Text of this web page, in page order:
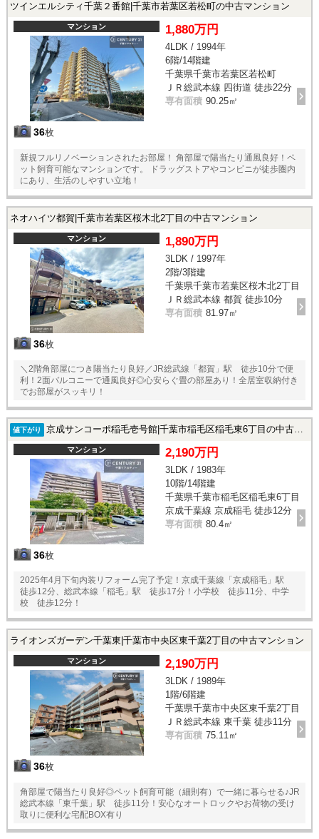
ツインエルシティ千葉２番館|千葉市若葉区若松町の中古マンション
マンション
36枚
1,880万円
4LDK / 1994年
6階/14階建
千葉県千葉市若葉区若松町
ＪＲ総武本線 四街道 徒歩22分
専有面積 90.25㎡
新規フルリノベーションされたお部屋！ 角部屋で陽当たり通風良好！ペ
ット飼育可能なマンションです。 ドラッグストアやコンビニが徒歩圏内
にあり、生活のしやすい立地！
ネオハイツ都賀|千葉市若葉区桜木北2丁目の中古マンション
マンション
36枚
1,890万円
3LDK / 1997年
2階/3階建
千葉県千葉市若葉区桜木北2丁目
ＪＲ総武本線 都賀 徒歩10分
専有面積 81.97㎡
＼2階角部屋につき陽当たり良好／JR総武線「都賀」駅 徒歩10分で便
利！2面バルコニーで通風良好◎心安らぐ畳の部屋あり！全居室収納付き
でお部屋がスッキリ！
値下がり 京成サンコーポ稲毛壱号館|千葉市稲毛区稲毛東6丁目の中古マンション
マンション
36枚
2,190万円
3LDK / 1983年
10階/14階建
千葉県千葉市稲毛区稲毛東6丁目
京成千葉線 京成稲毛 徒歩12分
専有面積 80.4㎡
2025年4月下旬内装リフォーム完了予定！京成千葉線「京成稲毛」駅
徒歩12分、総武本線「稲毛」駅 徒歩17分！小学校 徒歩11分、中学
校 徒歩12分！
ライオンズガーデン千葉東|千葉市中央区東千葉2丁目の中古マンション
マンション
36枚
2,190万円
3LDK / 1989年
1階/6階建
千葉県千葉市中央区東千葉2丁目
ＪＲ総武本線 東千葉 徒歩11分
専有面積 75.11㎡
角部屋で陽当たり良好◎ペット飼育可能（細則有）で一緒に暮らせる♪JR
総武本線「東千葉」駅 徒歩11分！安心なオートロックやお荷物の受け
取りに便利な宅配BOX有り